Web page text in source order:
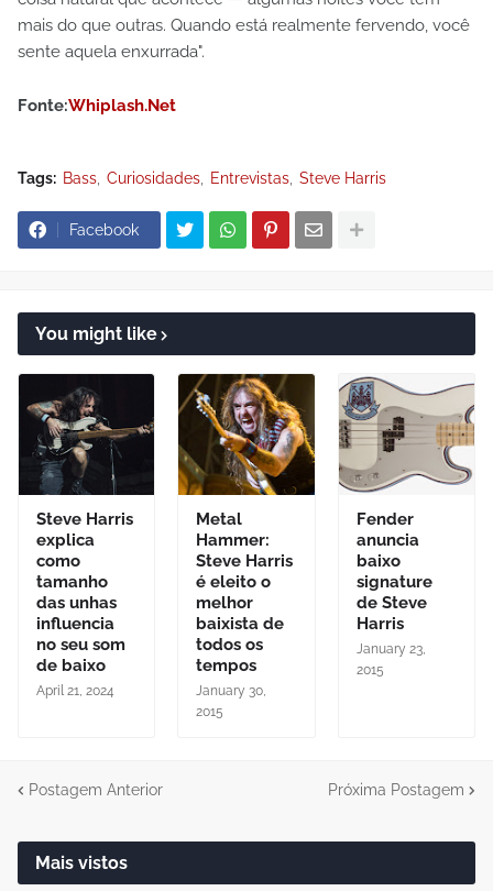
mais do que outras. Quando está realmente fervendo, você
sente aquela enxurrada".
Fonte:Whiplash.Net
Tags: Bass Curiosidades Entrevistas Steve Harris
Facebook
You might like
Steve Harris
explica
como
tamanho
das unhas
influencia
no seu som
de baixo
April 21, 2024
Metal
Hammer:
Steve Harris
é eleito o
melhor
baixista de
todos os
tempos
January 30,
2015
Fender
anuncia
baixo
signature
de Steve
Harris
January 23,
2015
Postagem Anterior Próxima Postagem
Mais vistos